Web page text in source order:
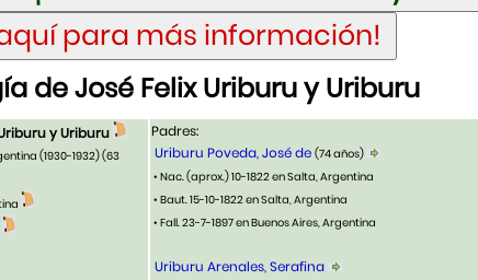
de José Felix Uriburu y Uriburu
Uriburu y Uriburu
(1930-1932)(63
Padres:
Uriburu Poveda, José de (74 años)
• Nac. (aprox.) 10-1822 en Salta, Argentina
• Baut. 15-10-1822 en Salta, Argentina
• Fall. 23-7-1897 en Buenos Aires, Argentina
Uriburu Arenales, Serafina